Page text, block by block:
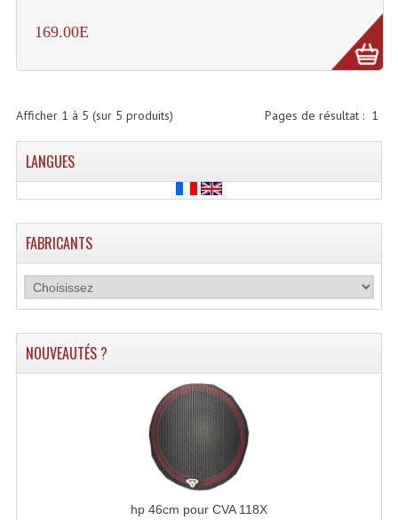
Lumière
Déco Light
Effets LASERS
Laser Multi-Points
169.00E
Pages de résultat : 1
Afficher 1 à 5 (sur 5 produits)
LANGUES
FABRICANTS
NOUVEAUTÉS ?
hp 46cm pour CVA 118X